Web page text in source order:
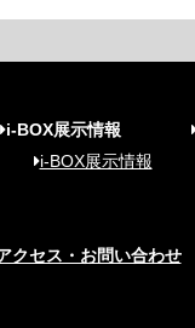
i-BOX展示情報
i-BOX展示情報
クセス・お問い合わせ